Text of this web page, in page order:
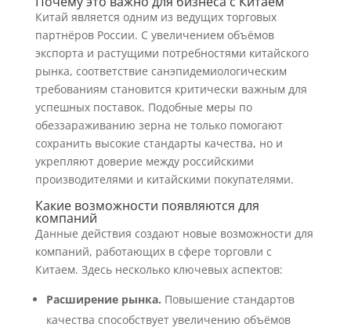
Китай является одним из ведущих торговых
партнёров России. С увеличением объёмов
экспорта и растущими потребностями китайского
рынка, соответствие санэпидемиологическим
требованиям становится критически важным для
успешных поставок. Подобные меры по
обеззараживанию зерна не только помогают
сохранить высокие стандарты качества, но и
укрепляют доверие между российскими
производителями и китайскими покупателями.
Какие возможности появляются для
компаний
Данные действия создают новые возможности для
компаний, работающих в сфере торговли с
Китаем. Здесь несколько ключевых аспектов:
Расширение рынка. Повышение стандартов
качества способствует увеличению объёмов